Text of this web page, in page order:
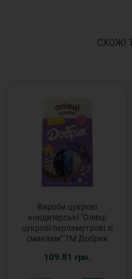
СХОЖІ
Вироби цукрові
кондитерські "Олівці
цукрові перламутрові зі
смаками" ТМ Добрик
109.81 грн.